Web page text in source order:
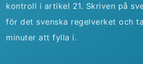
kontroll i artikel 21. Skriven på
för det svenska regelverket och
minuter att fylla i.